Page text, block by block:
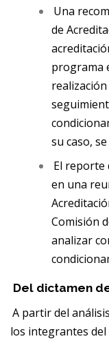
Una
de
programa
su caso,
El reporte
en una
Comisión
analizar
Del dictamen
A partir del
los integrantes